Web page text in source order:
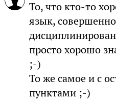
То, что кто-то
язык,
просто хорошо
;-)
То же самое и с
пунктами ;-)